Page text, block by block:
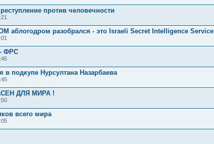
против человечности
аблогодром разобрался - это Israeli Secret Intelligence Service
- ФРС
подкупе Нурсултана Назарбаева
ДЛЯ МИРА !
всего мира